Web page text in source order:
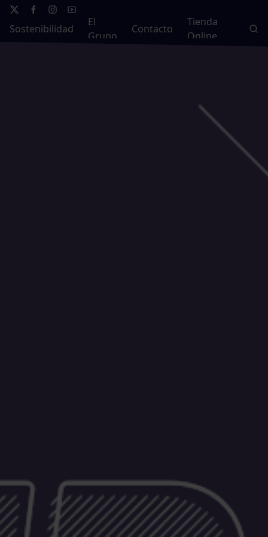
Sostenibilidad
El
Grupo
Contacto
Tienda
Online